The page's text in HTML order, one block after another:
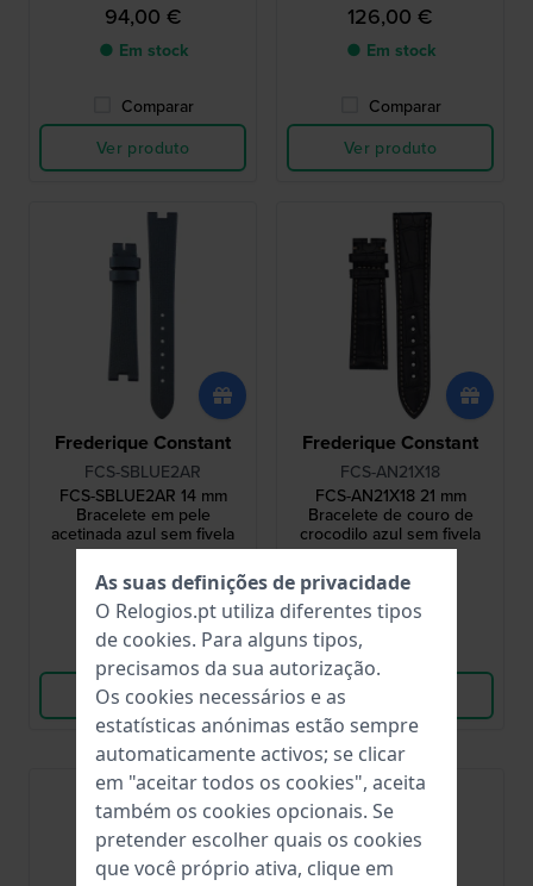
94,00 €
● Em stock
Comparar
Ver produto
126,00 €
● Em stock
Comparar
Ver produto
Frederique Constant
FCS-SBLUE2AR
FCS-SBLUE2AR 14 mm
Bracelete em pele
acetinada azul sem fivela
● Em stock
Comparar
Ver produto
Frederique Constant
FCS-AN21X18
FCS-AN21X18 21 mm
Bracelete de couro de
crocodilo azul sem fivela
● Em stock
Ver produto
As suas definições de privacidade
O Relogios.pt utiliza diferentes tipos
de cookies. Para alguns tipos,
precisamos da sua autorização.
Os cookies necessários e as
estatísticas anónimas estão sempre
automaticamente activos; se clicar
em "aceitar todos os cookies", aceita
também os cookies opcionais. Se
pretender escolher quais os cookies
que você próprio ativa, clique em